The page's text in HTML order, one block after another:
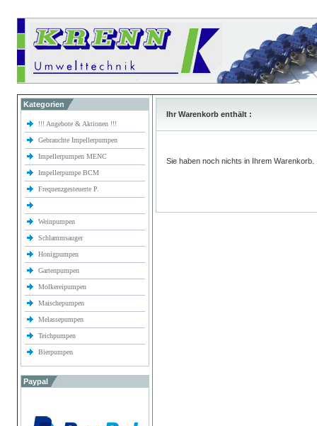
Kategorien
!!! Angebote & Aktionen !!!
Gebrauchte Impellerpumpen
Impellerpumpen MENC
Impellerpumpe BCM
Frequenzgesteuerte P.
Weinpumpen
Schlammsauger
Honigpumpen
Gartenpumpen
Molkereipumpen
Maischepumpen
Melassepumpen
Teichpumpen
Bierpumpen
Paypal
Ihr Warenkorb enthält :
Sie haben noch nichts in Ihrem Warenkorb.